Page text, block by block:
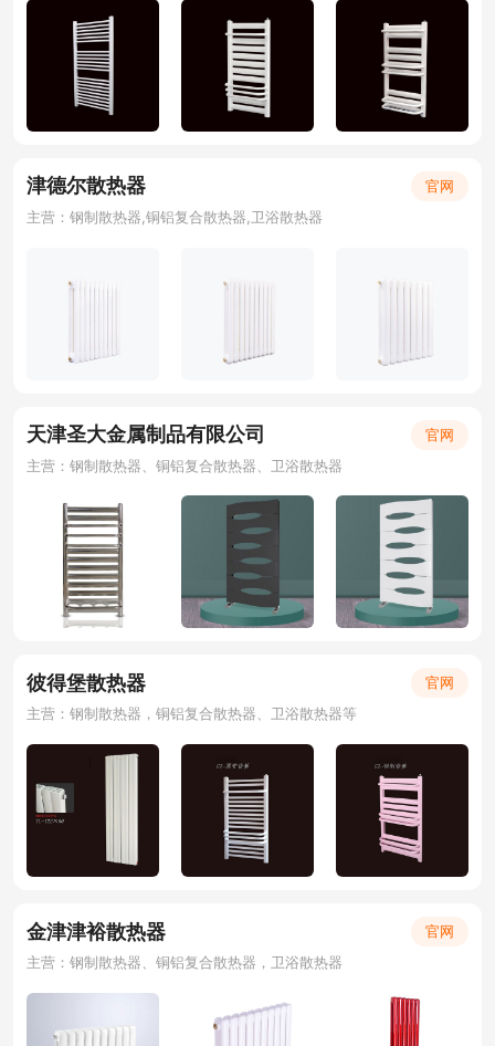
津德尔散热器
官网
主营：钢制散热器,铜铝复合散热器,卫浴散热器
天津圣大金属制品有限公司
官网
主营：钢制散热器、铜铝复合散热器、卫浴散热器
彼得堡散热器
官网
主营：钢制散热器，铜铝复合散热器、卫浴散热器等
金津津裕散热器
官网
主营：钢制散热器、铜铝复合散热器，卫浴散热器